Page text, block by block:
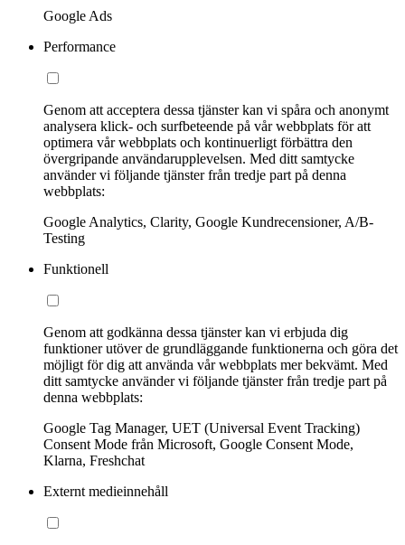
Google Ads
Performance
Genom att acceptera dessa tjänster kan vi spåra och anonymt
analysera klick- och surfbeteende på vår webbplats för att
optimera vår webbplats och kontinuerligt förbättra den
övergripande användarupplevelsen. Med ditt samtycke
använder vi följande tjänster från tredje part på denna
webbplats:
Google Analytics, Clarity, Google Kundrecensioner, A/B-
Testing
Funktionell
Genom att godkänna dessa tjänster kan vi erbjuda dig
funktioner utöver de grundläggande funktionerna och göra det
möjligt för dig att använda vår webbplats mer bekvämt. Med
ditt samtycke använder vi följande tjänster från tredje part på
denna webbplats:
Google Tag Manager, UET (Universal Event Tracking)
Consent Mode från Microsoft, Google Consent Mode,
Klarna, Freshchat
Externt medieinnehåll